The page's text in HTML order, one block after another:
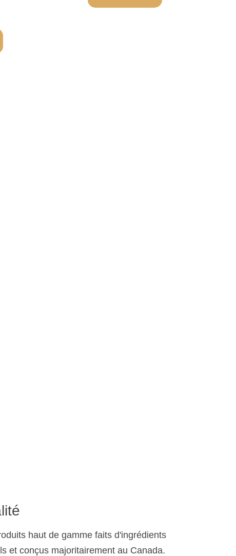
haut de gamme faits d'ingrédients
et conçus majoritairement au Canada.